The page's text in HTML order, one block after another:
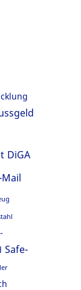
DiGA
Mail
Safe-